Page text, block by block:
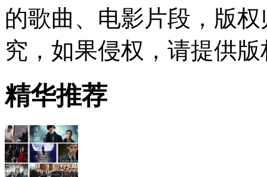
的歌曲、电影片段，版
究，如果侵权，请提供
精华推荐